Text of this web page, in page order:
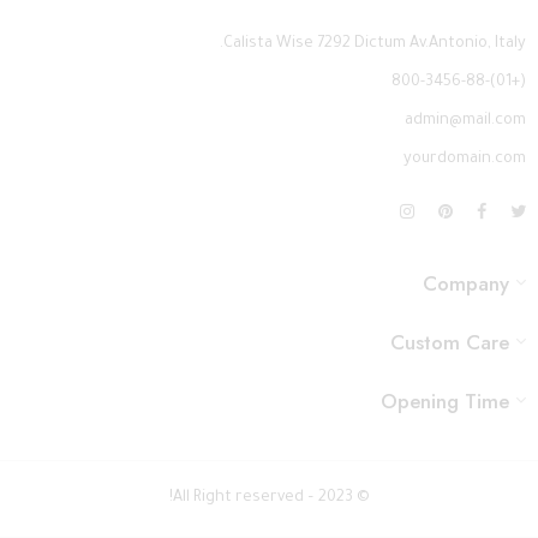
Calista Wise 7292 Dictum Av.Antonio, Italy.
(+01)-800-3456-88
admin@mail.com
yourdomain.com
Company
Custom Care
Opening Time
© 2023 – All Right reserved!